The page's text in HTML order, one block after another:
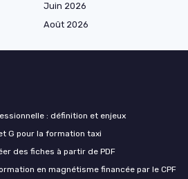
Juin 2026
Août 2026
: définition et enjeux
G pour la formation taxi
des fiches à partir de PDF
en magnétisme financée par le CPF